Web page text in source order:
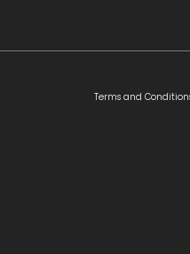
Terms and